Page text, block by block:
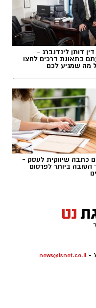
ועל המסך
במחיר מיוחד של 20 שקלים בלבד לכרטיס.
לבלות
לצאת מהעיר.
התרבות
במהלך החופש
דין דותן לינדנברג -
בתאונת דרכים לחצו
מה שמגיע לכם
כתבה שיווקית לעסק -
הטובה ביותר לפרסום
-
news@isnet.co.il